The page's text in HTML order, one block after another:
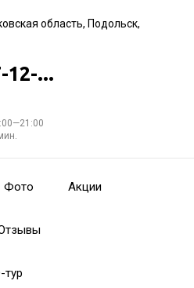
область, Подольск,
12-...
Фото Акции
тур